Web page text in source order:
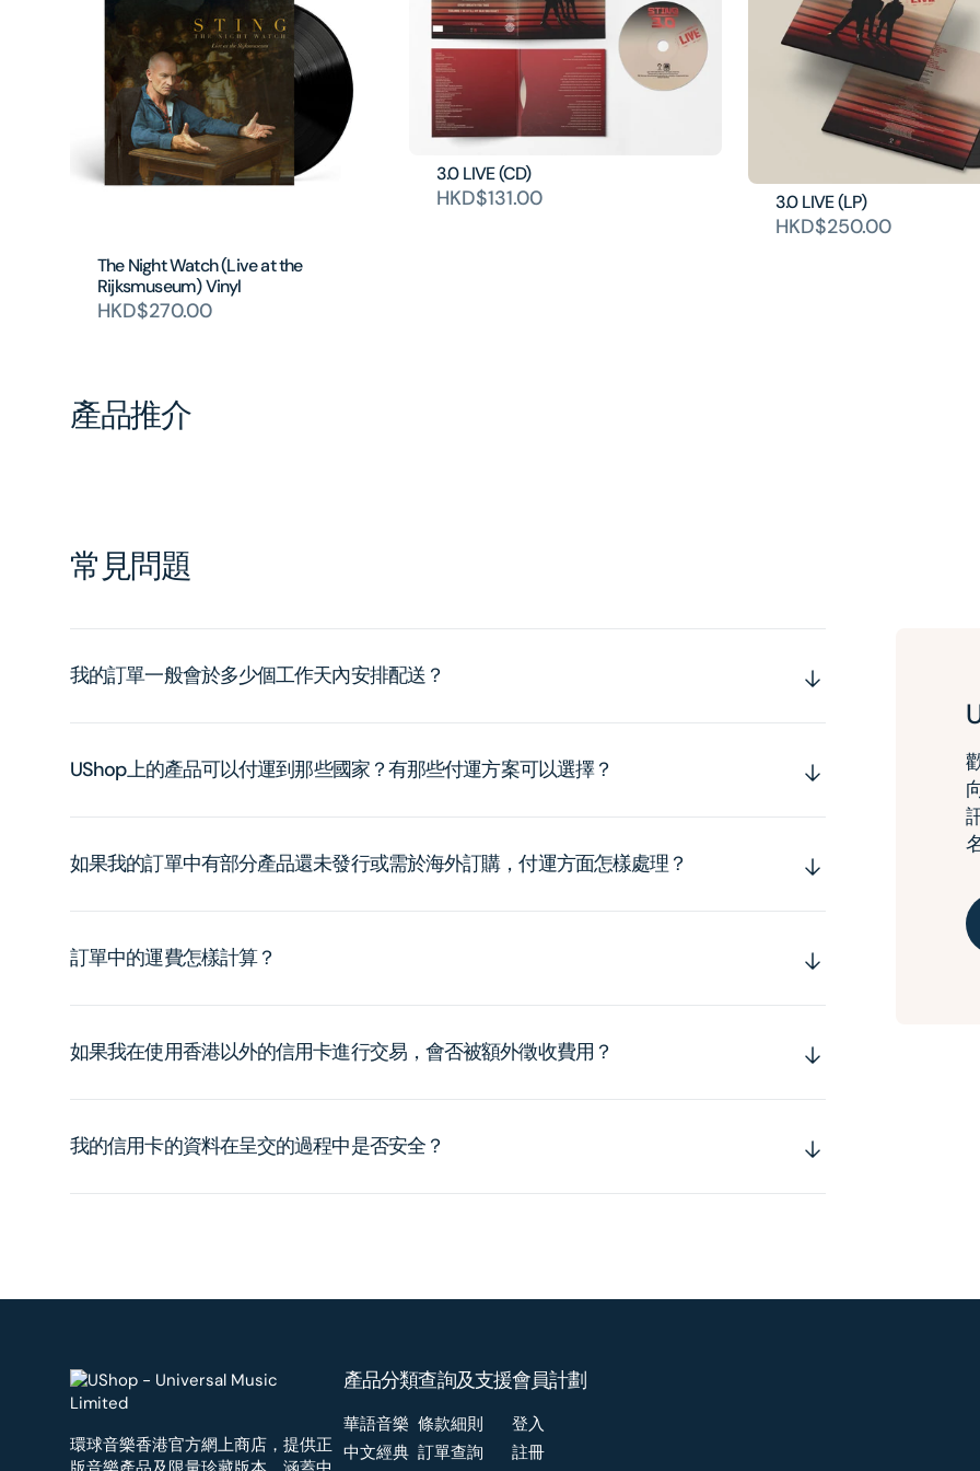
The Night Watch (Live at the
Rijksmuseum) Vinyl
HKD$270.00
3.0 LIVE (CD)
HKD$131.00 3.0 LIVE (LP)
HKD$250.00
產品推介
常見問題
我的訂單一般會於多少個工作天內安排配送？
UShop上的產品可以付運到那些國家？有那些付運方案可以選擇？
如果我的訂單中有部分產品還未發行或需於海外訂購，付運方面怎樣處理？
訂單中的運費怎樣計算？
如果我在使用香港以外的信用卡進行交易，會否被額外徵收費用？
我的信用卡的資料在呈交的過程中是否安全？
環球音樂香港官方網上商店，提供正
產品分類
華語音樂
中文經典
查詢及支援
條款細則
訂單查詢
會員計劃
登入
註冊